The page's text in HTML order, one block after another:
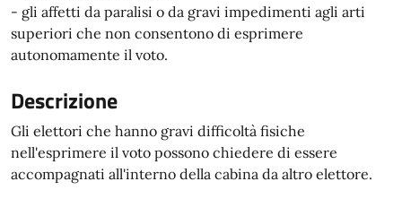
- gli affetti da paralisi o da gravi impedimenti agli arti
superiori che non consentono di esprimere
autonomamente il voto.
Descrizione
Gli elettori che hanno gravi difficoltà fisiche
nell'esprimere il voto possono chiedere di essere
accompagnati all'interno della cabina da altro elettore.